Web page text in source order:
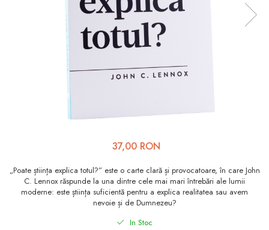
Viața de Familie
Prietenie, Logodnă și
Adolescenți și Tineri
Păstorirea Bisericii
Conducerea și Păstorirea
37,00 RON
„Poate știința explica totul?” este o carte clară și provocatoare, în care John
C. Lennox răspunde la una dintre cele mai mari întrebări ale lumii
moderne: este știința suficientă pentru a explica realitatea sau avem
nevoie și de Dumnezeu?
In Stoc